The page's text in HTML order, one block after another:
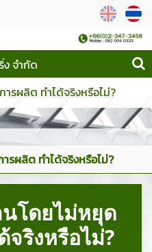
จำกัด
รผลิต ทำได้จริงหรือไม่?
รผลิต ทำได้จริงหรือไม่?
โดยไม่หยุด
จริงหรือไม่?